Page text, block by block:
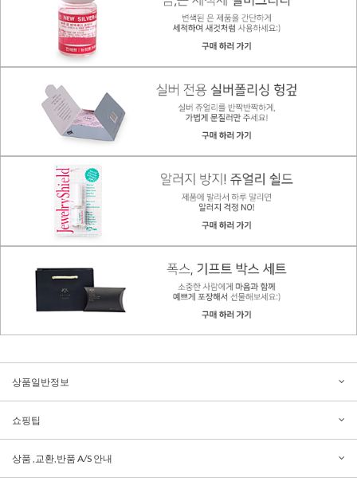
상품일반정보
쇼핑팁
상품 ,교환,반품 A/S 안내